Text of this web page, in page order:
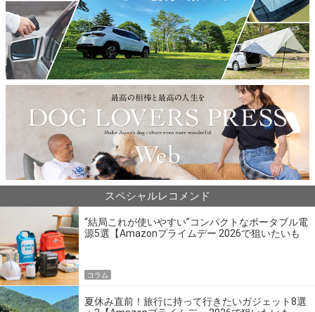
スペシャルレコメンド
“結局これが使いやすい”コンパクトなポータブル電
源5選【Amazonプライムデー 2026で狙いたいも
コラム
夏休み直前！旅行に持って行きたいガジェット8選